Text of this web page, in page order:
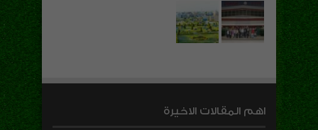
اهم المقالات الاخيرة